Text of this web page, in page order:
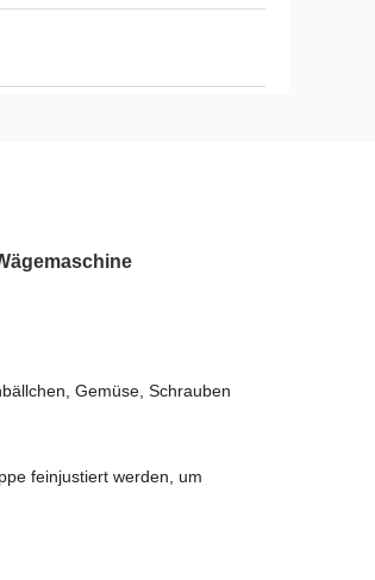
Gemüse, Schrauben
feinjustiert werden, um